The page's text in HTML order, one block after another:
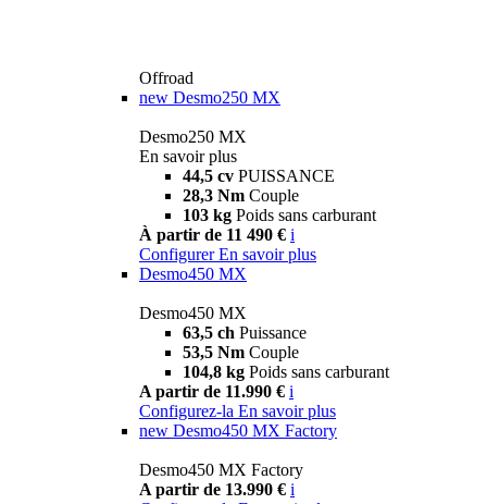
Offroad
new Desmo250 MX
Desmo250 MX
En savoir plus
44,5 cv PUISSANCE
28,3 Nm Couple
103 kg Poids sans carburant
À partir de 11 490 € i
Configurer En savoir plus
Desmo450 MX
Desmo450 MX
63,5 ch Puissance
53,5 Nm Couple
104,8 kg Poids sans carburant
A partir de 11.990 € i
Configurez-la En savoir plus
new Desmo450 MX Factory
Desmo450 MX Factory
A partir de 13.990 € i